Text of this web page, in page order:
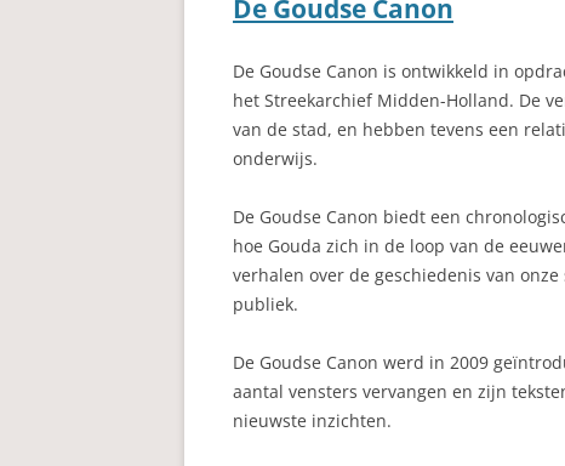
De Goudse Canon
De Goudse Canon is ontwikkeld in
het Streekarchief Midden-Holland. De
van de stad, en hebben tevens een
onderwijs.
De Goudse Canon biedt een
hoe Gouda zich in de loop van de
verhalen over de geschiedenis van
publiek.
De Goudse Canon werd in 2009
aantal vensters vervangen en zijn
nieuwste inzichten.